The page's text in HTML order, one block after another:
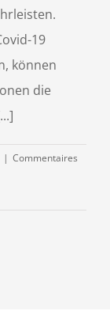
19
können
die
| Commentaires